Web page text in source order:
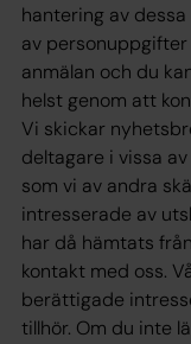
hantering av
av
anmälan och du
helst genom att
Vi skickar
deltagare i vissa
som vi av andra
intresserade av
har då hämtats
kontakt med oss.
berättigade
tillhör. Om du inte